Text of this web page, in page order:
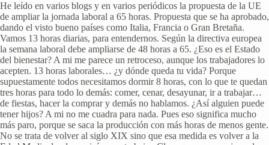
He leído en varios blogs y en varios periódicos la propuesta de la UE
de ampliar la jornada laboral a 65 horas. Propuesta que se ha aprobado,
dando el visto bueno países como Italia, Francia o Gran Bretaña.
Vamos 13 horas diarias, para entendernos. Según la directiva europea
la semana laboral debe ampliarse de 48 horas a 65. ¿Eso es el Estado
del bienestar? A mi me parece un retroceso, aunque los trabajadores lo
acepten. 13 horas laborales… ¿y dónde queda tu vida? Porque
supuestamente todos necesitamos dormir 8 horas, con lo que te quedan
tres horas para todo lo demás: comer, cenar, desayunar, ir a trabajar…
de fiestas, hacer la comprar y demás no hablamos. ¿Así alguien puede
tener hijos? A mi no me cuadra para nada. Pues eso significa mucho
más paro, porque se saca la producción con más horas de menos gente.
No se trata de volver al siglo XIX sino que esa medida es volver a la